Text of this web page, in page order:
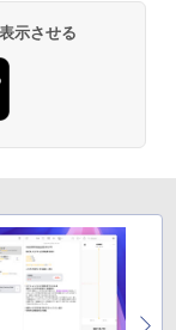
クーポ
アップル MAC
8GB APPLE Ma
ト 返品 送料無料
非
モバイルディ
ターType-C/mi
PC/Macなど
フホワイト
Milli, ATL Jacob
・ろ・は・す 2L P
ム含有 水 ミネラル
静岡県産 500ミリリ
ジタル版ビッグガ
示させる